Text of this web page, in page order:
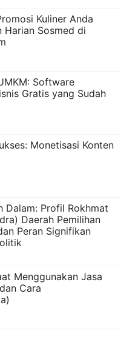
Kuliner Anda
Harian Sosmed di
Software
Gratis yang Sudah
Monetisasi Konten
Dalam: Profil Rokhmat
Daerah Pemilihan
Peran Signifikan
Menggunakan Jasa
Cara